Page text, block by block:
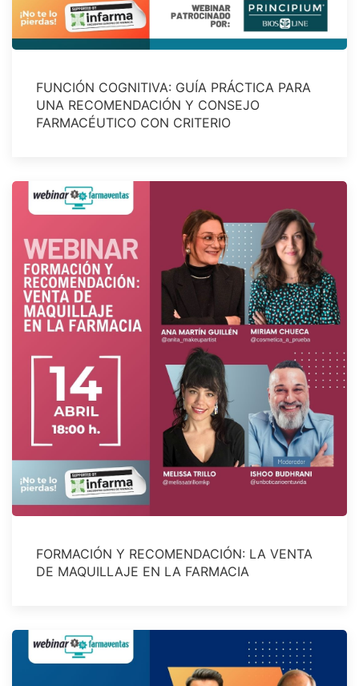
FUNCIÓN COGNITIVA: GUÍA PRÁCTICA PARA
UNA RECOMENDACIÓN Y CONSEJO
FARMACÉUTICO CON CRITERIO
FORMACIÓN Y RECOMENDACIÓN: LA VENTA
DE MAQUILLAJE EN LA FARMACIA